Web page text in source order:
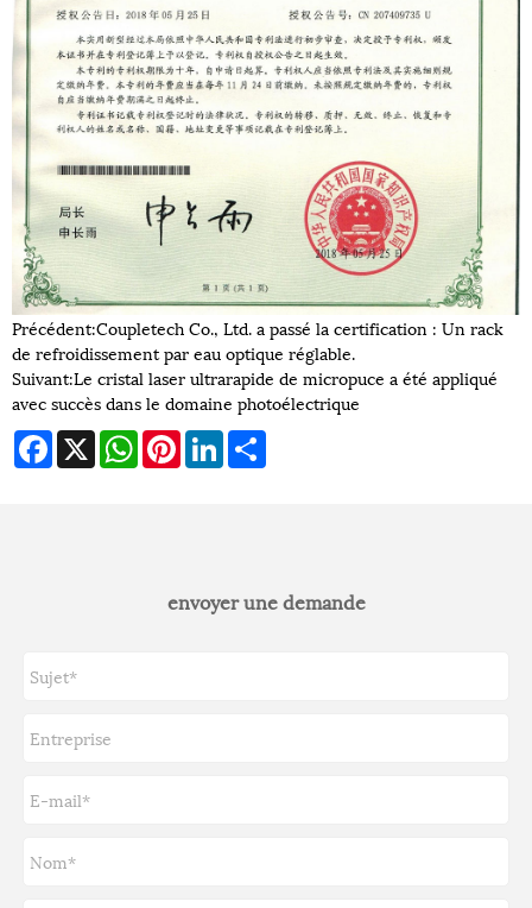
Précédent:Coupletech Co., Ltd. a passé la certification : Un rack
de refroidissement par eau optique réglable.
Suivant:Le cristal laser ultrarapide de micropuce a été appliqué
avec succès dans le domaine photoélectrique
Facebook
X WhatsAppPinterestLinkedIn
envoyer une demande